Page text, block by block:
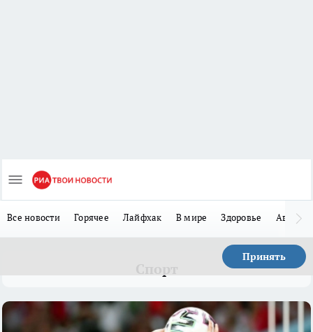
Все новости Горячее Лайфхак В мире Здоровье Авто
Принять